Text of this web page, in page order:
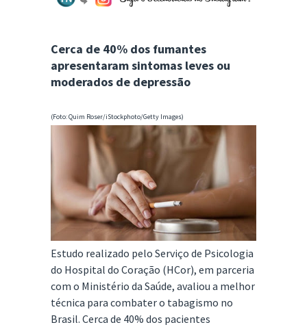
Cerca de 40% dos fumantes
apresentaram sintomas leves ou
moderados de depressão
(Foto: Quim Roser/iStockphoto/Getty Images)
Estudo realizado pelo Serviço de Psicologia
do Hospital do Coração (HCor), em parceria
com o Ministério da Saúde, avaliou a melhor
técnica para combater o tabagismo no
Brasil. Cerca de 40% dos pacientes